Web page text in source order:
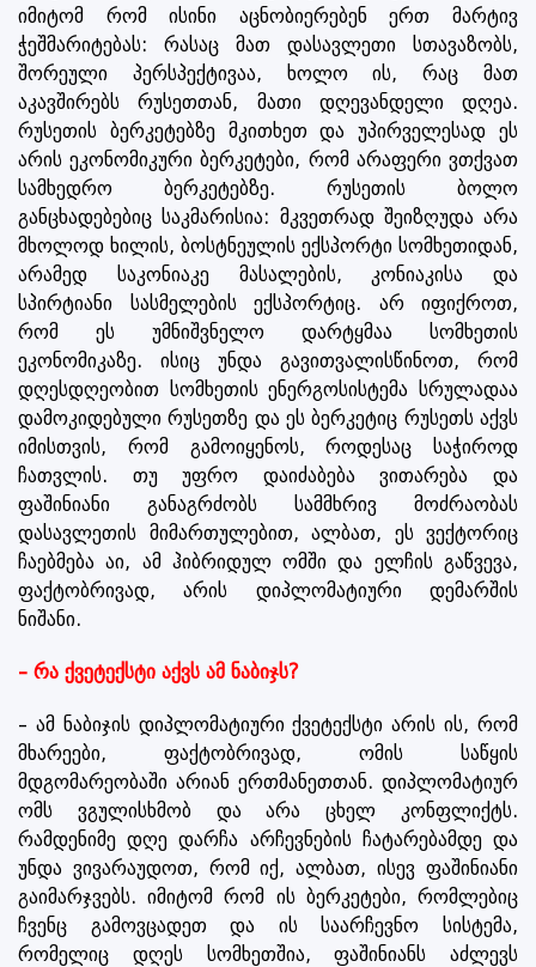
იმიტომ რომ ისინი აცნობიერებენ ერთ მარტივ
ჭეშმარიტებას: რასაც მათ დასავლეთი სთავაზობს,
შორეული პერსპექტივაა, ხოლო ის, რაც მათ
აკავშირებს რუსეთთან, მათი დღევანდელი დღეა.
რუსეთის ბერკეტებზე მკითხეთ და უპირველესად ეს
არის ეკონომიკური ბერკეტები, რომ არაფერი ვთქვათ
სამხედრო ბერკეტებზე. რუსეთის ბოლო
განცხადებებიც საკმარისია: მკვეთრად შეიზღუდა არა
მხოლოდ ხილის, ბოსტნეულის ექსპორტი სომხეთიდან,
არამედ საკონიაკე მასალების, კონიაკისა და
სპირტიანი სასმელების ექსპორტიც. არ იფიქროთ,
რომ ეს უმნიშვნელო დარტყმაა სომხეთის
ეკონომიკაზე. ისიც უნდა გავითვალისწინოთ, რომ
დღესდღეობით სომხეთის ენერგოსისტემა სრულადაა
დამოკიდებული რუსეთზე და ეს ბერკეტიც რუსეთს აქვს
იმისთვის, რომ გამოიყენოს, როდესაც საჭიროდ
ჩათვლის. თუ უფრო დაიძაბება ვითარება და
ფაშინიანი განაგრძობს სამმხრივ მოძრაობას
დასავლეთის მიმართულებით, ალბათ, ეს ვექტორიც
ჩაებმება აი, ამ ჰიბრიდულ ომში და ელჩის გაწვევა,
ფაქტობრივად, არის დიპლომატიური დემარშის
ნიშანი.
– რა ქვეტექსტი აქვს ამ ნაბიჯს?
– ამ ნაბიჯის დიპლომატიური ქვეტექსტი არის ის, რომ
მხარეები, ფაქტობრივად, ომის საწყის
მდგომარეობაში არიან ერთმანეთთან. დიპლომატიურ
ომს ვგულისხმობ და არა ცხელ კონფლიქტს.
რამდენიმე დღე დარჩა არჩევნების ჩატარებამდე და
უნდა ვივარაუდოთ, რომ იქ, ალბათ, ისევ ფაშინიანი
გაიმარჯვებს. იმიტომ რომ ის ბერკეტები, რომლებიც
ჩვენც გამოვცადეთ და ის საარჩევნო სისტემა,
რომელიც დღეს სომხეთშია, ფაშინიანს აძლევს